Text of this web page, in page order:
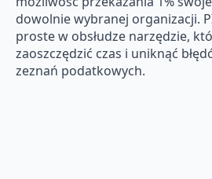
dowolnie wybranej organizacji.
proste w obsłudze narzędzie,
zaoszczędzić czas i uniknąć
zeznań podatkowych.